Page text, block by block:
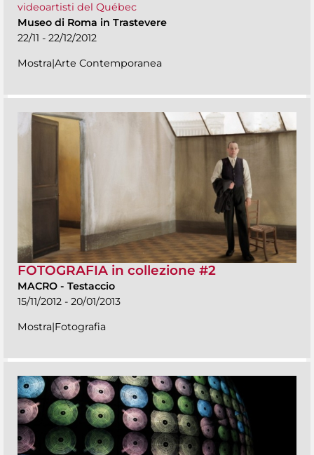
videoartisti del Québec
Museo di Roma in Trastevere
22/11 - 22/12/2012
Mostra|Arte Contemporanea
FOTOGRAFIA in collezione #2
MACRO - Testaccio
15/11/2012 - 20/01/2013
Mostra|Fotografia